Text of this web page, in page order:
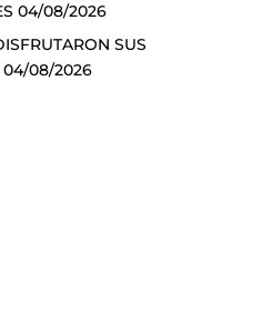
04/08/2026
SUS
04/08/2026